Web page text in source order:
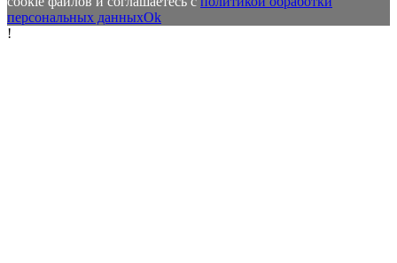
персональных данныхOk
!